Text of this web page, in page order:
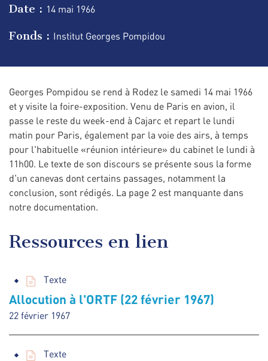
Date : 14 mai 1966
Fonds : Institut Georges Pompidou
Georges Pompidou se rend à Rodez le samedi 14 mai 1966
et y visite la foire-exposition. Venu de Paris en avion, il
passe le reste du week-end à Cajarc et repart le lundi
matin pour Paris, également par la voie des airs, à temps
pour l'habituelle «réunion intérieure» du cabinet le lundi à
11h00. Le texte de son discours se présente sous la forme
d'un canevas dont certains passages, notamment la
conclusion, sont rédigés. La page 2 est manquante dans
notre documentation.
Ressources en lien
Texte
Allocution à l'ORTF (22 février 1967)
22 février 1967
Texte